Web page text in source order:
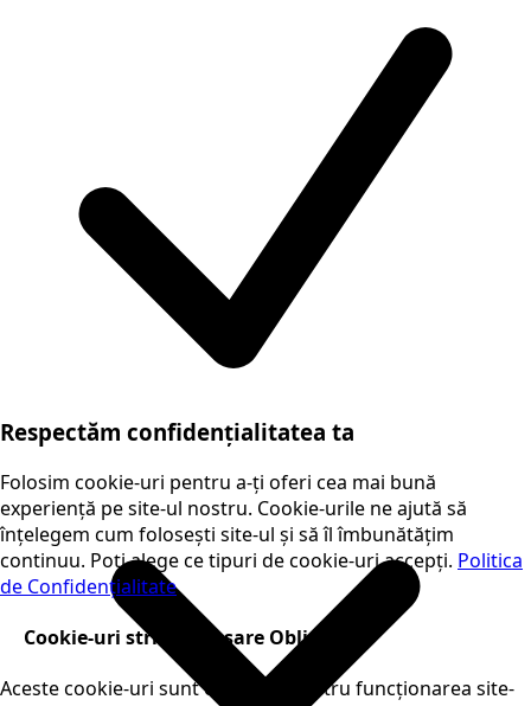
Respectăm confidențialitatea ta
Folosim cookie-uri pentru a-ți oferi cea mai bună
experiență pe site-ul nostru. Cookie-urile ne ajută să
înțelegem cum folosești site-ul și să îl îmbunătățim
continuu. Poți alege ce tipuri de cookie-uri accepți. Politica
de Confidențialitate
Cookie-uri strict necesare Obligatorii
Aceste cookie-uri sunt esențiale pentru funcționarea site-